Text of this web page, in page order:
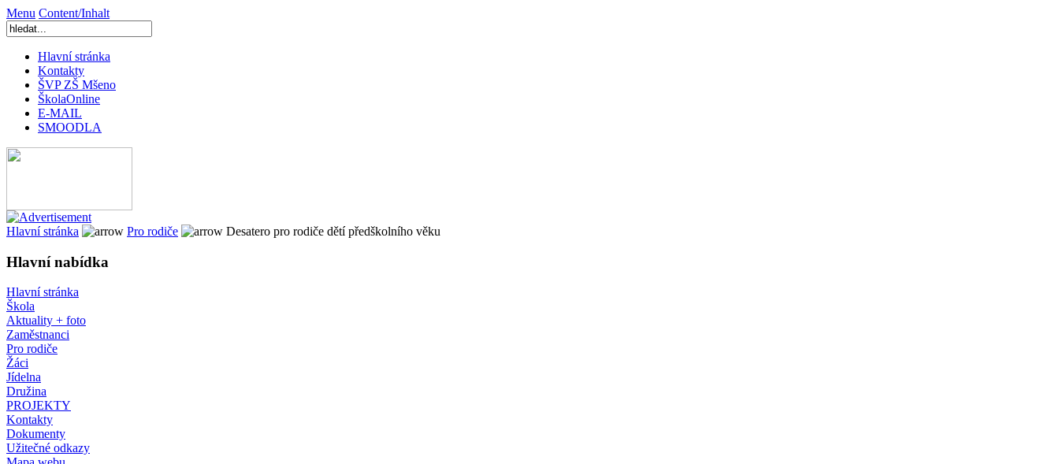
Menu Content/Inhalt
Hlavní stránka
Kontakty
ŠVP ZŠ Mšeno
ŠkolaOnline
E-MAIL
SMOODLA
Hlavní stránka Pro rodiče Desatero pro rodiče dětí předškolního věku
Hlavní nabídka
Hlavní stránka
Škola
Aktuality + foto
Zaměstnanci
Pro rodiče
Žáci
Jídelna
Družina
PROJEKTY
Kontakty
Dokumenty
Užitečné odkazy